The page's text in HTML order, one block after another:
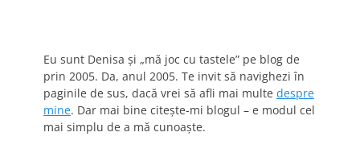
Eu sunt Denisa și „mă joc cu tastele” pe blog de
prin 2005. Da, anul 2005. Te invit să navighezi în
paginile de sus, dacă vrei să afli mai multe despre
mine. Dar mai bine citește-mi blogul – e modul cel
mai simplu de a mă cunoaște.